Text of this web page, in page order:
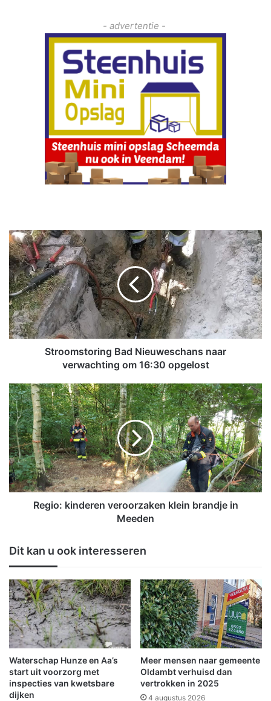
- advertentie -
S
t
r
o
o
m
s
t
o
g
B
a
d
N
i
e
u
w
a
n
s
n
a
a
r
v
e
r
w
a
Stroomstoring Bad Nieuweschans naar
verwachting om 16:30 opgelost
R
e
g
i
o
:
k
i
n
n
v
e
r
o
o
r
z
a
k
e
n
Regio: kinderen veroorzaken klein brandje in
Meeden
Dit kan u ook interesseren
Waterschap Hunze en Aa’s
start uit voorzorg met
inspecties van kwetsbare
dijken
Meer mensen naar gemeente
Oldambt verhuisd dan
vertrokken in 2025
4 augustus 2026